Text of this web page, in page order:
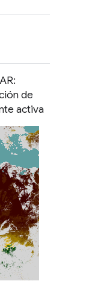
de
activa